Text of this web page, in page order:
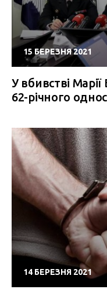
15 БЕРЕЗНЯ 2021
У вбивстві
62-річного
14 БЕРЕЗНЯ 2021